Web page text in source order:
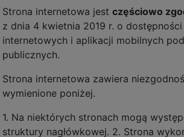
Strona internetowa jest częściowo
z dnia 4 kwietnia 2019 r. o
internetowych i aplikacji mobilnych
publicznych.
Strona internetowa zawiera
wymienione poniżej.
1. Na niektórych stronach mogą
struktury nagłówkowej. 2. Strona